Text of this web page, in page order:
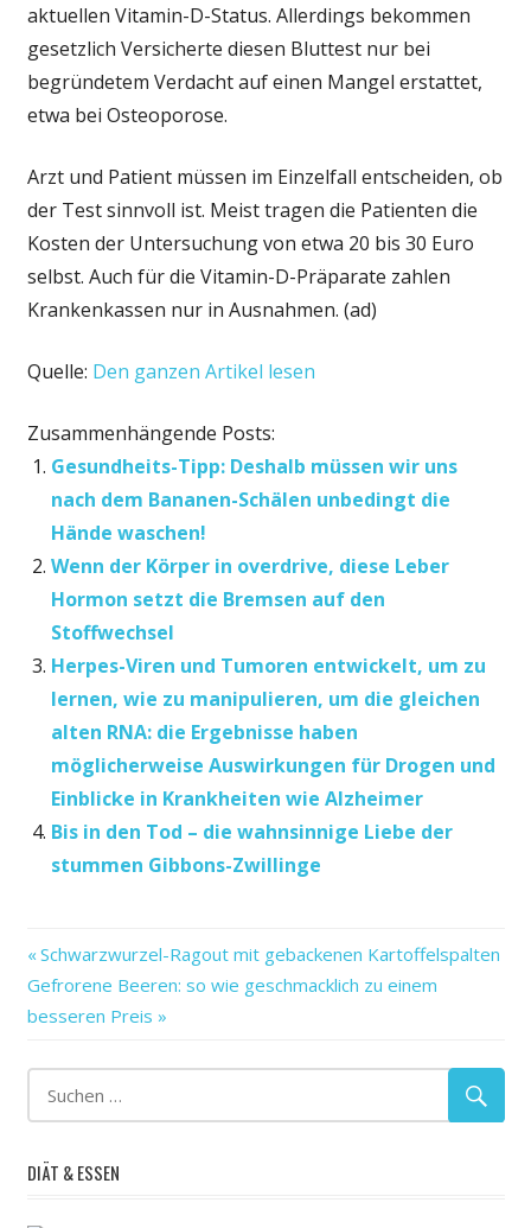
aktuellen Vitamin-D-Status. Allerdings bekommen
gesetzlich Versicherte diesen Bluttest nur bei
begründetem Verdacht auf einen Mangel erstattet,
etwa bei Osteoporose.
Arzt und Patient müssen im Einzelfall entscheiden, ob
der Test sinnvoll ist. Meist tragen die Patienten die
Kosten der Untersuchung von etwa 20 bis 30 Euro
selbst. Auch für die Vitamin-D-Präparate zahlen
Krankenkassen nur in Ausnahmen. (ad)
Quelle: Den ganzen Artikel lesen
Zusammenhängende Posts:
Gesundheits-Tipp: Deshalb müssen wir uns
nach dem Bananen-Schälen unbedingt die
Hände waschen!
Wenn der Körper in overdrive, diese Leber
Hormon setzt die Bremsen auf den
Stoffwechsel
Herpes-Viren und Tumoren entwickelt, um zu
lernen, wie zu manipulieren, um die gleichen
alten RNA: die Ergebnisse haben
möglicherweise Auswirkungen für Drogen und
Einblicke in Krankheiten wie Alzheimer
Bis in den Tod – die wahnsinnige Liebe der
stummen Gibbons-Zwillinge
in
nehmen
Studien
uns
Beitragsnavigation
Vorheriger
Beitrag:
Schwarzwurzel-Ragout mit gebackenen Kartoffelspalten
Nächster
Beitrag:
Gefrorene Beeren: so wie geschmacklich zu einem
besseren Preis
DIÄT & ESSEN